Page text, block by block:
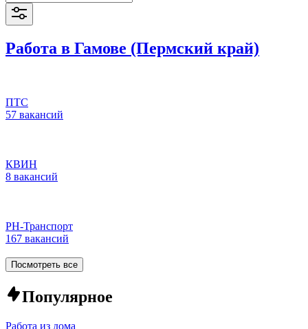
Работа в Гамове (Пермский край)
ПТС
57 вакансий
КВИН
8 вакансий
РН-Транспорт
167 вакансий
Посмотреть все
Популярное
Работа из дома